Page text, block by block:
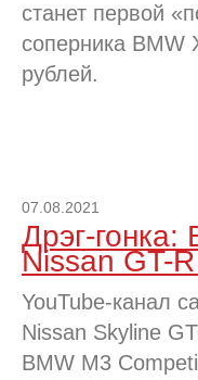
станет первой
соперника BMW
рублей.
07.08.2021
Дрэг-
Nissan GT-
YouTube-канал
Nissan Skyline
BMW M3